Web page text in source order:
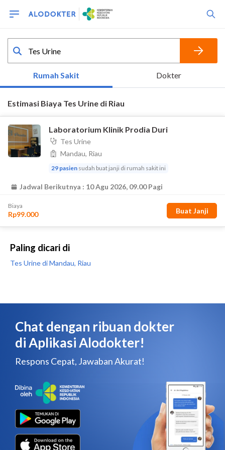
Paling dicari di
Tes Urine di Mandau, Riau